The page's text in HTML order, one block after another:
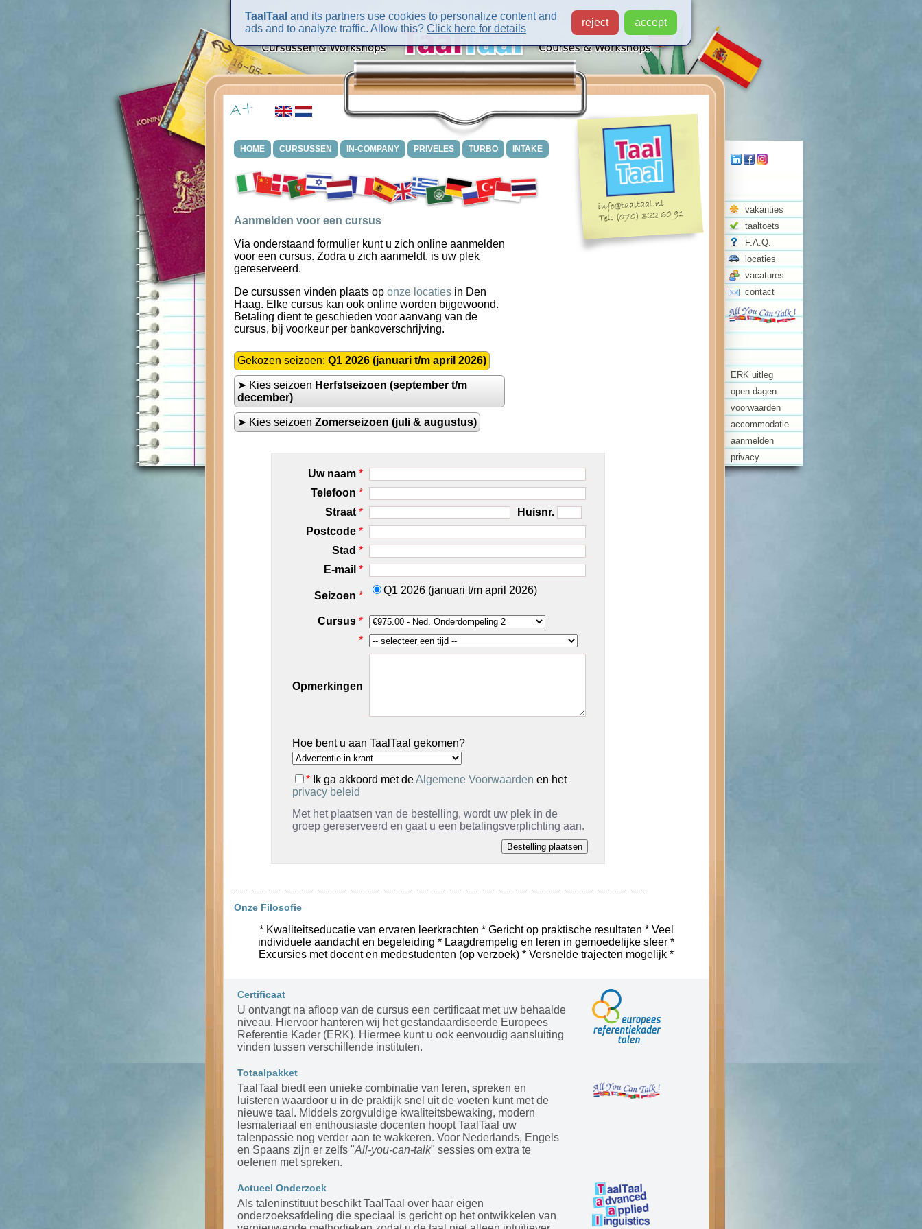
vakanties
taaltoets
F.A.Q.
locaties
vacatures
contact
ERK uitleg
open dagen
voorwaarden
accommodatie
aanmelden
privacy
HOME CURSUSSEN IN-COMPANY PRIVELES TURBO INTAKE
Aanmelden voor een cursus
Via onderstaand formulier kunt u zich online aanmelden
voor een cursus. Zodra u zich aanmeldt, is uw plek
gereserveerd.
De cursussen vinden plaats op onze locaties in Den
Haag. Elke cursus kan ook online worden bijgewoond.
Betaling dient te geschieden voor aanvang van de
cursus, bij voorkeur per bankoverschrijving.
Gekozen seizoen: Q1 2026 (januari t/m april 2026)
➤ Kies seizoen Herfstseizoen (september t/m
december)
➤ Kies seizoen Zomerseizoen (juli & augustus)
Uw naam *
Telefoon *
Straat *
Huisnr.
Postcode *
Stad *
E-mail *
Seizoen * Q1 2026 (januari t/m april 2026)
Cursus *
*
Opmerkingen
Hoe bent u aan TaalTaal gekomen?
*Ik ga akkoord met deAlgemene Voorwaarden en het
privacy beleid
Met het plaatsen van de bestelling, wordt uw plek in de
groep gereserveerd en gaat u een betalingsverplichting aan.
Onze Filosofie
* Kwaliteitseducatie van ervaren leerkrachten * Gericht op praktische resultaten * Veel
individuele aandacht en begeleiding * Laagdrempelig en leren in gemoedelijke sfeer *
Excursies met docent en medestudenten (op verzoek) * Versnelde trajecten mogelijk *
Certificaat
U ontvangt na afloop van de cursus een certificaat met uw behaalde
niveau. Hiervoor hanteren wij het gestandaardiseerde Europees
Referentie Kader (ERK). Hiermee kunt u ook eenvoudig aansluiting
vinden tussen verschillende instituten.
Totaalpakket
TaalTaal biedt een unieke combinatie van leren, spreken en
luisteren waardoor u in de praktijk snel uit de voeten kunt met de
nieuwe taal. Middels zorgvuldige kwaliteitsbewaking, modern
lesmateriaal en enthousiaste docenten hoopt TaalTaal uw
talenpassie nog verder aan te wakkeren. Voor Nederlands, Engels
en Spaans zijn er zelfs "All-you-can-talk" sessies om extra te
oefenen met spreken.
Actueel Onderzoek
Als taleninstituut beschikt TaalTaal over haar eigen
onderzoeksafdeling die speciaal is gericht op het ontwikkelen van
TaalTaal and its partners use cookies to personalize content and
ads and to analyze traffic. Allow this? Click here for details
reject accept